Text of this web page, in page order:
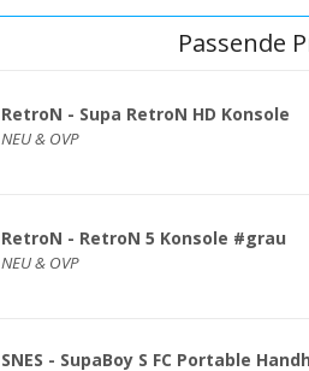
Passende
RetroN - Supa RetroN HD Konsole
NEU & OVP
RetroN - RetroN 5 Konsole #grau
NEU & OVP
SNES - SupaBoy S FC Portable